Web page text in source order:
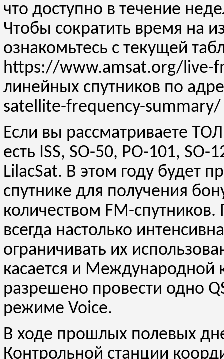
что доступно в течение
Чтобы сократить время на
ознакомьтесь с текущей
https://www.amsat.org/live-
линейных спутников по
satellite-frequency-summary/
Если вы рассматриваете
есть ISS, SO-50, PO-101,
LilacSat. В этом году будет
спутнике для получения
количеством FM-
всегда настолько
ограничивать их
касается и Международной
разрешено провести одно
режиме Voice.
В ходе прошлых полевых
Контрольной станции